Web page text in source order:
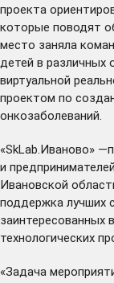
проекта
которые поводят
место заняла
детей в различных
виртуальной
проектом по
онкозаболеваний.
«SkLab.Иваново»
и
Ивановской
поддержка лучших
заинтересованных
технологических
«Задача